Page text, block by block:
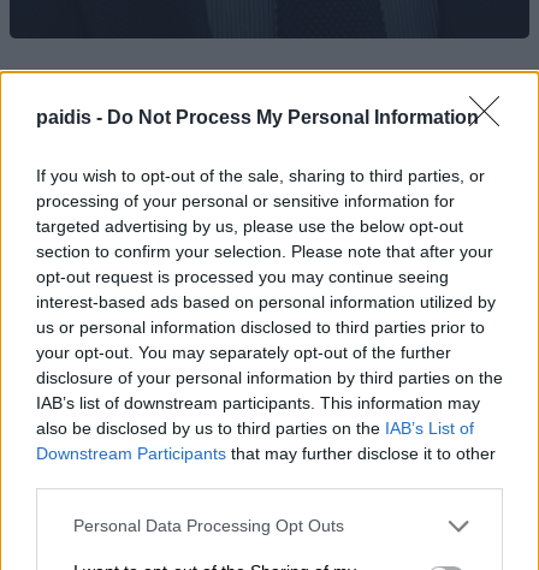
paidis - Do Not Process My Personal Information
If you wish to opt-out of the sale, sharing to third parties, or
processing of your personal or sensitive information for
targeted advertising by us, please use the below opt-out
section to confirm your selection. Please note that after your
opt-out request is processed you may continue seeing
interest-based ads based on personal information utilized by
us or personal information disclosed to third parties prior to
your opt-out. You may separately opt-out of the further
disclosure of your personal information by third parties on the
IAB’s list of downstream participants. This information may
also be disclosed by us to third parties on the IAB’s List of
Downstream Participants that may further disclose it to other
Personal Data Processing Opt Outs
όρους, τον τρόπο και τον φορέα
δεξαμενών
07/08/2026 , 21:21
Γ. Καριπίδης: Να ενισχυθούν άμεσα οι
υποστελεχωμένες Πυροσβεστικές
Υπηρεσίες της Π.Ε. Λάρισας
07/08/2026 , 21:17
Προσλήψεις επικουρικού νοσηλευτικού
προσωπικού στα Κ.Υ. Αγιάς και Γόννων
07/08/2026 , 21:13